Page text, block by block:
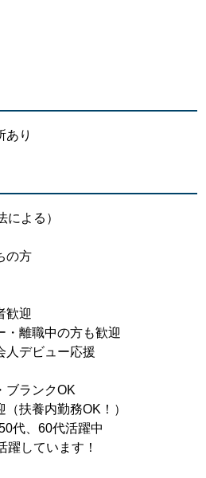
あり
による）
の方
歓迎
・離職中の方も歓迎
人デビュー応援
ブランクOK
（扶養内勤務OK！）
代、60代活躍中
しています！